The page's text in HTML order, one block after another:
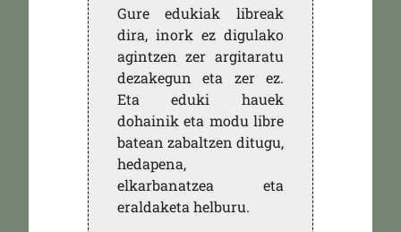
Gure edukiak libreak
dira, inork ez digulako
agintzen zer argitaratu
dezakegun eta zer ez.
Eta eduki hauek
dohainik eta modu libre
batean zabaltzen ditugu,
hedapena,
elkarbanatzea eta
eraldaketa helburu.